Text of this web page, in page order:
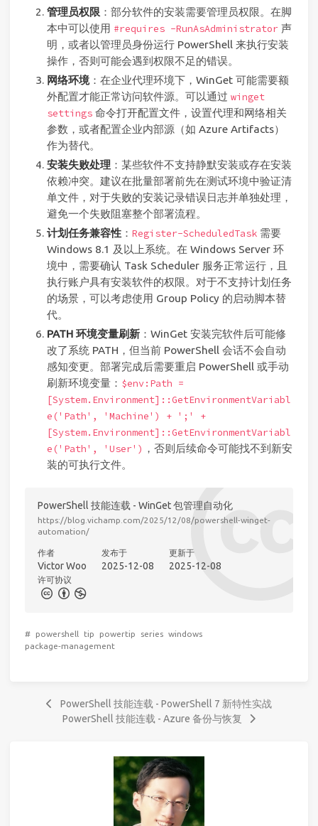
管理员权限 ：部分软件的安装需要管理员权限。在脚
本中可以使用 #requires -RunAsAdministrator声
明，或者以管理员身份运行 PowerShell 来执行安装
操作，否则可能会遇到权限不足的错误。
网络环境：在企业代理环境下，WinGet 可能需要额
外配置才能正常访问软件源。可以通过 winget
settings命令打开配置文件，设置代理和网络相关
参数，或者配置企业内部源（如 Azure Artifacts）
作为替代。
安装失败处理：某些软件不支持静默安装或存在安装
依赖冲突。建议在批量部署前先在测试环境中验证清
单文件，对于失败的安装记录错误日志并单独处理，
避免一个失败阻塞整个部署流程。
计划任务兼容性： Register-ScheduledTask需要
Windows 8.1 及以上系统。在 Windows Server 环
境中，需要确认 Task Scheduler 服务正常运行，且
执行账户具有安装软件的权限。对于不支持计划任务
的场景，可以考虑使用 Group Policy 的启动脚本替
代。
PATH 环境变量刷新：WinGet 安装完软件后可能修
改了系统 PATH，但当前 PowerShell 会话不会自动
感知变更。部署完成后需要重启 PowerShell 或手动
刷新环境变量： $env:Path =
[System.Environment]::GetEnvironmentVariabl
e('Path', 'Machine') + ';' +
[System.Environment]::GetEnvironmentVariabl
e('Path', 'User') ，否则后续命令可能找不到新安
装的可执行文件。
PowerShell 技能连载 - WinGet 包管理自动化
https://blog.vichamp.com/2025/12/08/powershell-winget-
automation/
作者
Victor Woo
发布于
2025-12-08
更新于
2025-12-08
许可协议
# powershell tip powertip series windows
package-management
PowerShell 技能连载 - PowerShell 7 新特性实战
PowerShell 技能连载 - Azure 备份与恢复